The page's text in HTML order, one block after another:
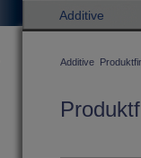
Additive
Additive